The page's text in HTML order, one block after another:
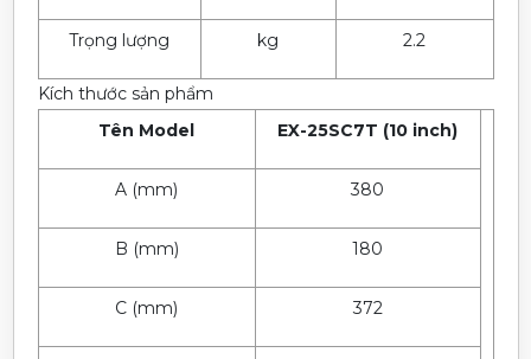
Trọng lượng kg 2.2
Kích thước sản phẩm
Tên Model
EX-25SC7T (10 inch)
A (mm) 380
B (mm) 180
C (mm) 372